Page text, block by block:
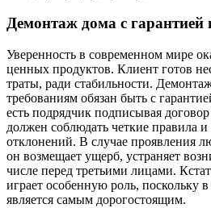
Демонтаж дома с гарантией
Уверенность в современном мире
ценных продуктов. Клиент готов
траты, ради стабильности.
требованиям обязан быть с
есть подрядчик подписывая
должен соблюдать четкие правила и
отклонений. В случае проявления
он возмещает ущерб, устраняет
числе перед третьими лицами.
играет особенную роль, поскольку
является самым дорогостоящим.